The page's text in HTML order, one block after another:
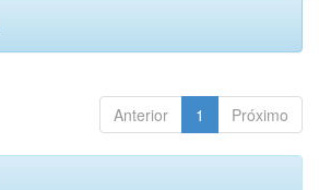
Anterior 1 Próximo